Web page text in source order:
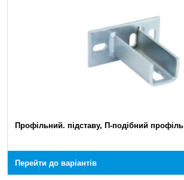
Профільний. підставу, П-подібний профіль
Перейти до варіантів